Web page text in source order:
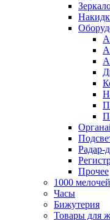
Радар-
Прочее
1000 мелочей
Часы
Бижутерия
Товары для